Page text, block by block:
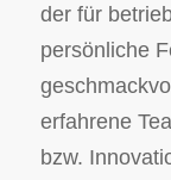
der für
persönliche
erfahrene
bzw.